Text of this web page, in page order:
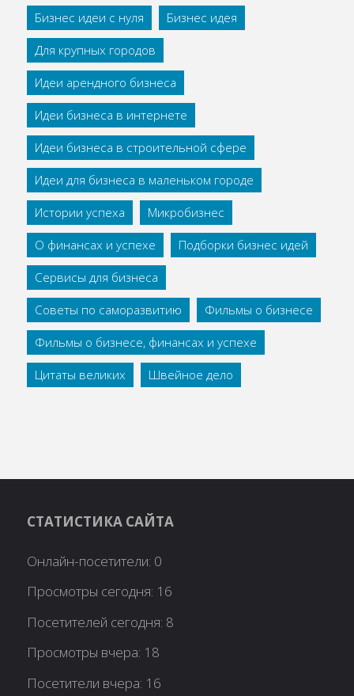
Бизнес идеи с нуля
Бизнес идея
Для крупных городов
Идеи арендного бизнеса
Идеи бизнеса в интернете
Идеи бизнеса в строительной сфере
Идеи для бизнеса в маленьком городе
Истории успеха
Микробизнес
О финансах и успехе
Подборки бизнес идей
Сервисы для бизнеса
Советы по саморазвитию
Фильмы о бизнесе
Фильмы о бизнесе, финансах и успехе
Цитаты великих
Швейное дело
СТАТИСТИКА САЙТА
Онлайн-посетители: 0
Просмотры сегодня: 16
Посетителей сегодня: 8
Просмотры вчера: 18
Посетители вчера: 16